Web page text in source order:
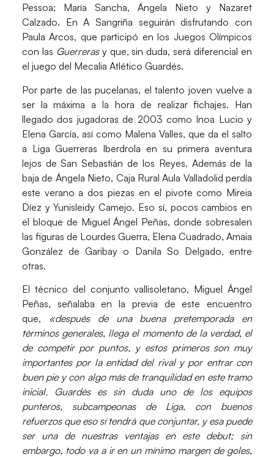
Pessoa; María Sancha, Ángela Nieto y Nazaret
Calzado. En A Sangriña seguirán disfrutando con
Paula Arcos, que participó en los Juegos Olímpicos
con las Guerrerasy que, sin duda, será diferencial en
el juego del Mecalia Atlético Guardés.
Por parte de las pucelanas, el talento joven vuelve a
ser la máxima a la hora de realizar fichajes. Han
llegado dos jugadoras de 2003 como Inoa Lucio y
Elena García, así como Malena Valles, que da el salto
a Liga Guerreras Iberdrola en su primera aventura
lejos de San Sebastián de los Reyes. Además de la
baja de Ángela Nieto, Caja Rural Aula Valladolid perdía
este verano a dos piezas en el pivote como Mireia
Díez y Yunisleidy Camejo. Eso sí, pocos cambios en
el bloque de Miguel Ángel Peñas, donde sobresalen
las figuras de Lourdes Guerra, Elena Cuadrado, Amaia
González de Garibay o Danila So Delgado, entre
otras.
El técnico del conjunto vallisoletano, Miguel Ángel
Peñas, señalaba en la previa de este encuentro
que, «después de una buena pretemporada en
términos generales, llega el momento de la verdad, el
de competir por puntos, y estos primeros son muy
importantes por la entidad del rival y por entrar con
buen pie y con algo más de tranquilidad en este tramo
inicial.Guardés es sin duda uno de los equipos
punteros, subcampeonas de Liga, con buenos
refuerzos que eso sí tendrá que conjuntar, y esa puede
ser una de nuestras ventajas en este debut; sin
embargo, todo va a ir en un mínimo margen de goles,